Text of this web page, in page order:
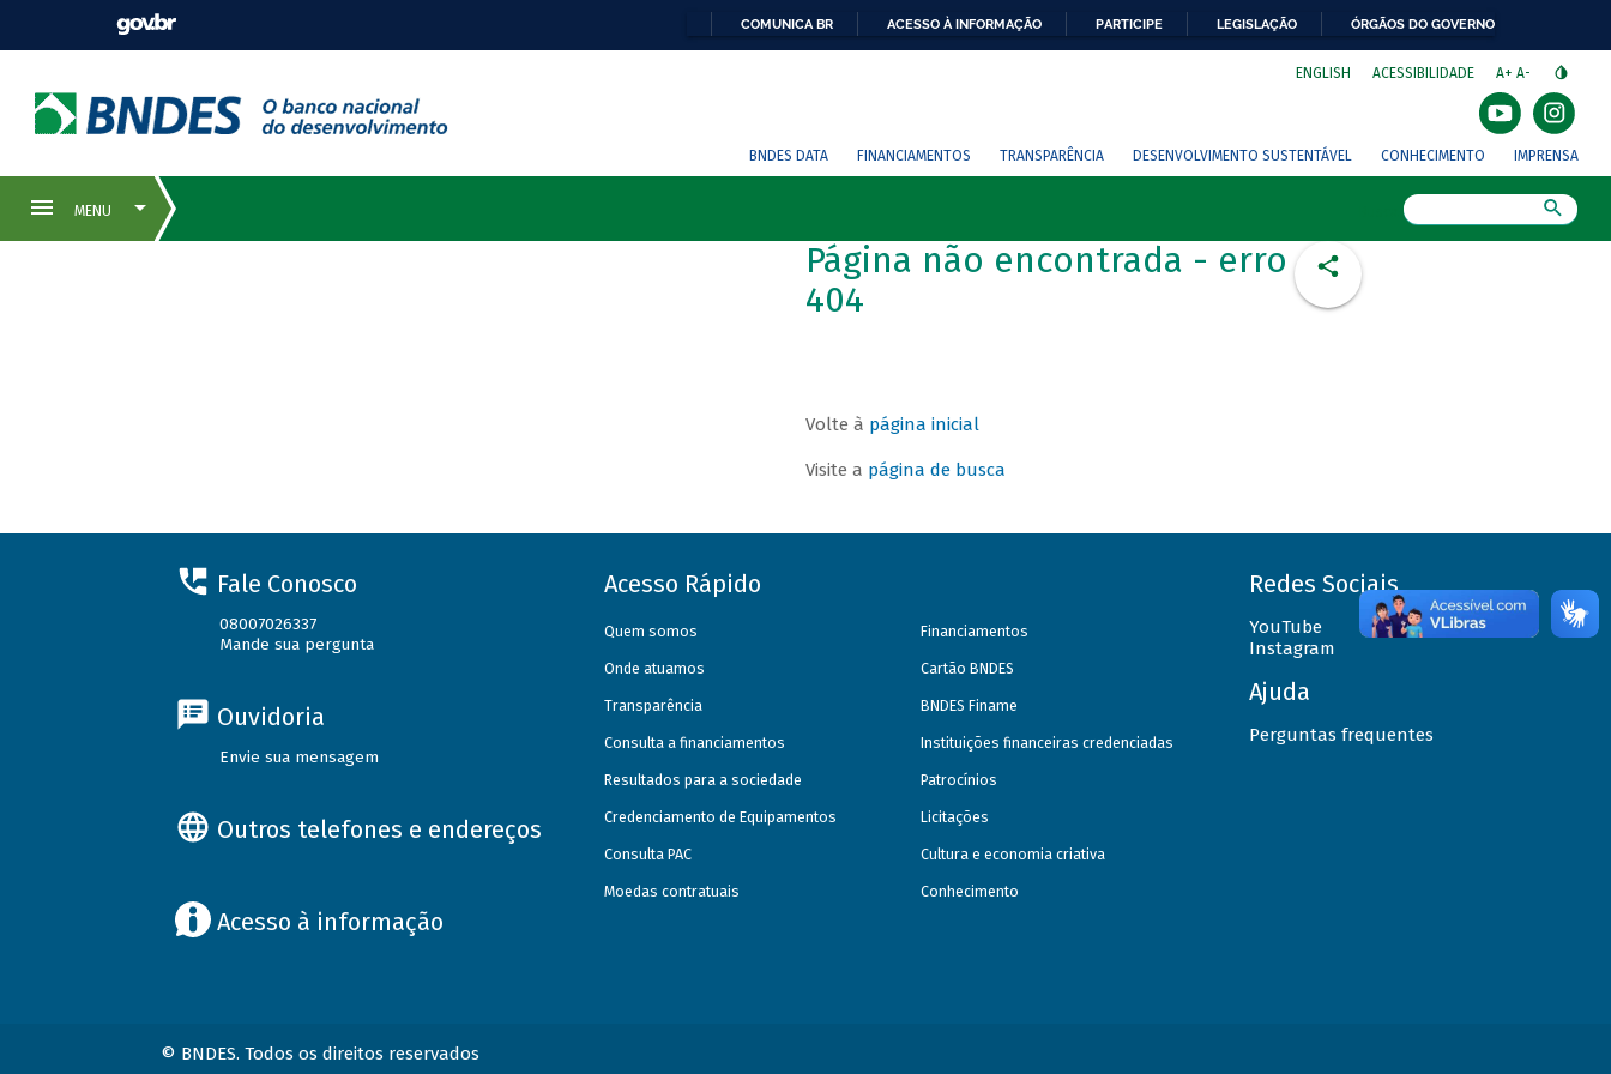
COMUNICA BR ACESSO À INFORMAÇÃO PARTICIPE LEGISLAÇÃO ÓRGÃOS DO GOVERNO
ENGLISH ACESSIBILIDADE A+ A-
BNDES DATA FINANCIAMENTOS TRANSPARÊNCIA DESENVOLVIMENTO SUSTENTÁVEL CONHECIMENTO IMPRENSA
Página não encontrada - erro
404
Volte à página inicial
Visite a página de busca
Fale Conosco
08007026337
Mande sua pergunta
Ouvidoria
Envie sua mensagem
Outros telefones e endereços
Acesso à informação
Acesso Rápido
Quem somos
Onde atuamos
Transparência
Consulta a financiamentos
Resultados para a sociedade
Credenciamento de Equipamentos
Consulta PAC
Moedas contratuais
Financiamentos
Cartão BNDES
BNDES Finame
Instituições financeiras credenciadas
Patrocínios
Licitações
Cultura e economia criativa
Conhecimento
Redes Sociais
YouTube
Instagram
Ajuda
Perguntas frequentes
© BNDES. Todos os direitos reservados